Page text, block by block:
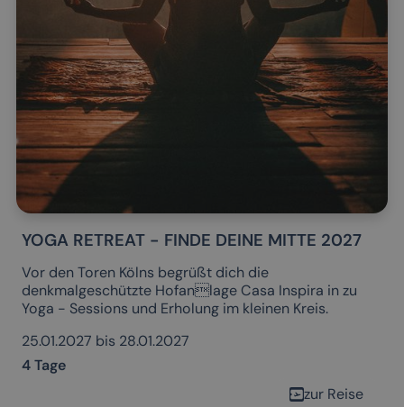
YOGA RETREAT - FINDE DEINE MITTE 2027
Vor den Toren Kölns begrüßt dich die
denkmalgeschützte Hofanlage Casa Inspira in zu
Yoga - Sessions und Erholung im kleinen Kreis.
25.01.2027 bis 28.01.2027
4 Tage
zur Reise